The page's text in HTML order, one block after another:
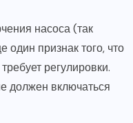
насоса (так
признак того, что
требует регулировки.
должен включаться